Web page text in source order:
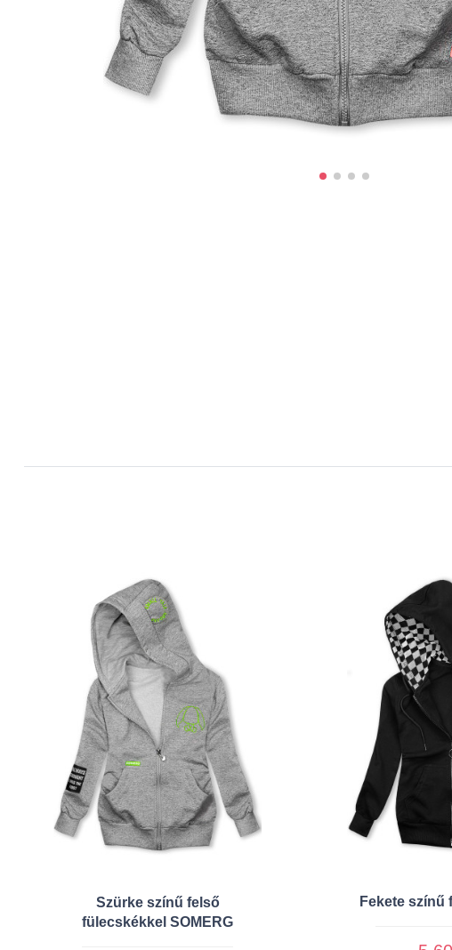
Szürke színű felső
fülecskékkel SOMERG
Fekete színű